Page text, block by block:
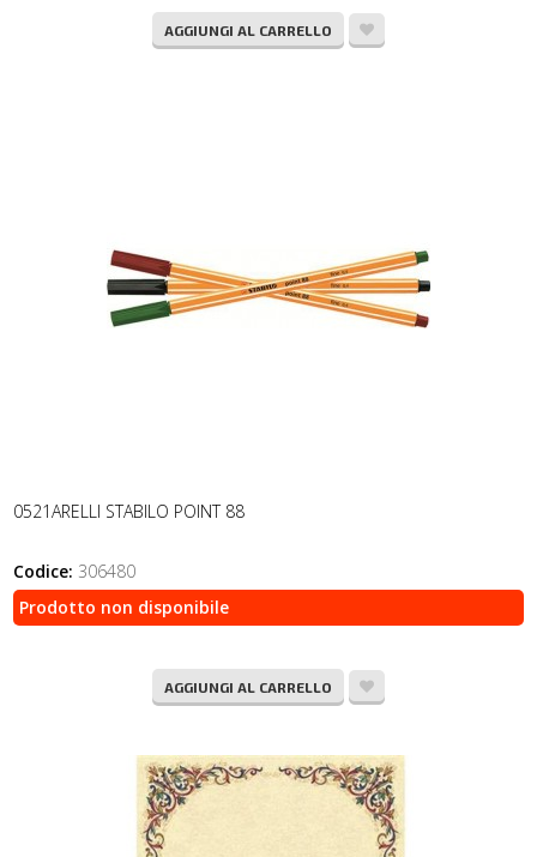
AGGIUNGI AL CARRELLO
0521ARELLI STABILO POINT 88
Codice: 306480
Prodotto non disponibile
AGGIUNGI AL CARRELLO